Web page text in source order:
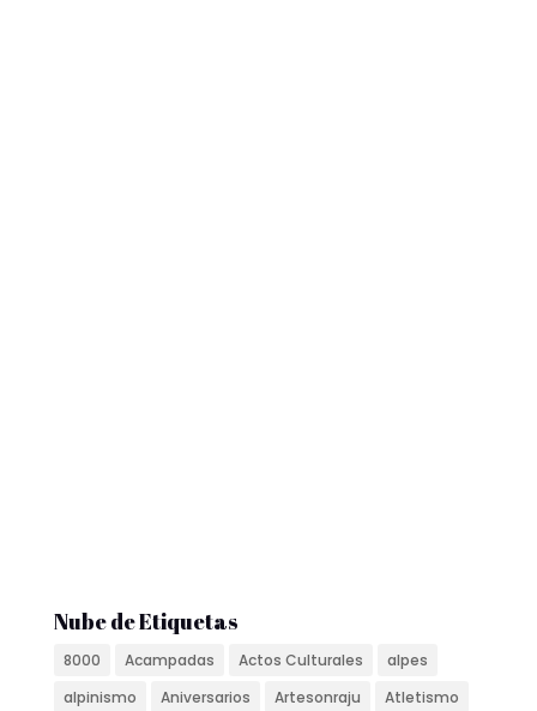
Nube de Etiquetas
8000 Acampadas Actos Culturales
alpes
alpinismo
Aniversarios Artesonraju
Atletismo